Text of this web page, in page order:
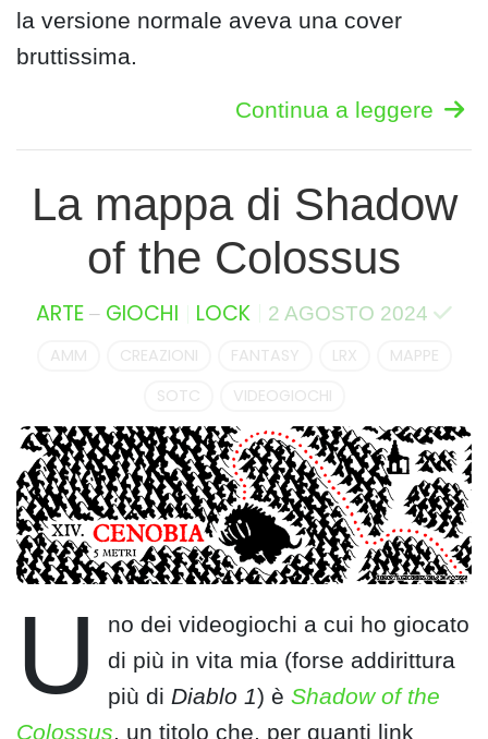
la versione normale aveva una cover
bruttissima.
Continua a leggere
La mappa di Shadow
of the Colossus
ARTE– GIOCHI LOCK 2 AGOSTO 2024
AMM CREAZIONI FANTASY LRX
MAPPE
SOTC
VIDEOGIOCHI
U
no dei videogiochi a cui ho giocato
di più in vita mia (forse addirittura
più di Diablo 1) èShadow of the
Colossus, un titolo che, per quanti link